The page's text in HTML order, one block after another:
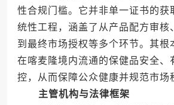
性合规门槛。它并非单一证书的获
统性工程，涵盖了从产品配方审核
到最终市场授权等多个环节。其根
在喀麦隆境内流通的保健品安全、
控，从而保障公众健康并规范市场
主管机构与法律框架